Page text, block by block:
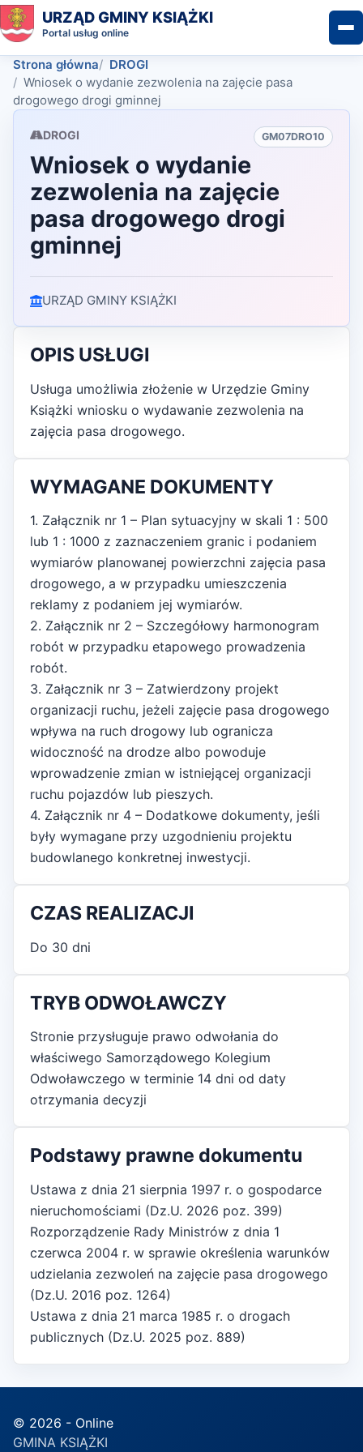
URZĄD GMINY KSIĄŻKI
Portal usług online
Strona główna
DROGI
Wniosek o wydanie zezwolenia na zajęcie pasa
drogowego drogi gminnej
DROGI GM07DRO10
Wniosek o wydanie
zezwolenia na zajęcie
pasa drogowego drogi
gminnej
URZĄD GMINY KSIĄŻKI
OPIS USŁUGI
Usługa umożliwia złożenie w Urzędzie Gminy
Książki wniosku o wydawanie zezwolenia na
zajęcia pasa drogowego.
WYMAGANE DOKUMENTY
1. Załącznik nr 1 – Plan sytuacyjny w skali 1 : 500
lub 1 : 1000 z zaznaczeniem granic i podaniem
wymiarów planowanej powierzchni zajęcia pasa
drogowego, a w przypadku umieszczenia
reklamy z podaniem jej wymiarów.
2. Załącznik nr 2 – Szczegółowy harmonogram
robót w przypadku etapowego prowadzenia
robót.
3. Załącznik nr 3 – Zatwierdzony projekt
organizacji ruchu, jeżeli zajęcie pasa drogowego
wpływa na ruch drogowy lub ogranicza
widoczność na drodze albo powoduje
wprowadzenie zmian w istniejącej organizacji
ruchu pojazdów lub pieszych.
4. Załącznik nr 4 – Dodatkowe dokumenty, jeśli
były wymagane przy uzgodnieniu projektu
budowlanego konkretnej inwestycji.
CZAS REALIZACJI
Do 30 dni
TRYB ODWOŁAWCZY
Stronie przysługuje prawo odwołania do
właściwego Samorządowego Kolegium
Odwoławczego w terminie 14 dni od daty
otrzymania decyzji
Podstawy prawne dokumentu
Ustawa z dnia 21 sierpnia 1997 r. o gospodarce
nieruchomościami (Dz.U. 2026 poz. 399)
Rozporządzenie Rady Ministrów z dnia 1
czerwca 2004 r. w sprawie określenia warunków
udzielania zezwoleń na zajęcie pasa drogowego
(Dz.U. 2016 poz. 1264)
Ustawa z dnia 21 marca 1985 r. o drogach
publicznych (Dz.U. 2025 poz. 889)
© 2026 - Online
GMINA KSIĄŻKI